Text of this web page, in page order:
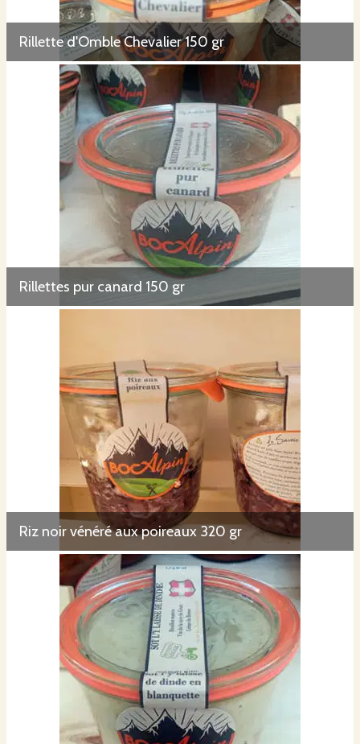
Rillette d'Omble Chevalier 150 gr
Rillettes pur canard 150 gr
Riz noir vénéré aux poireaux 320 gr